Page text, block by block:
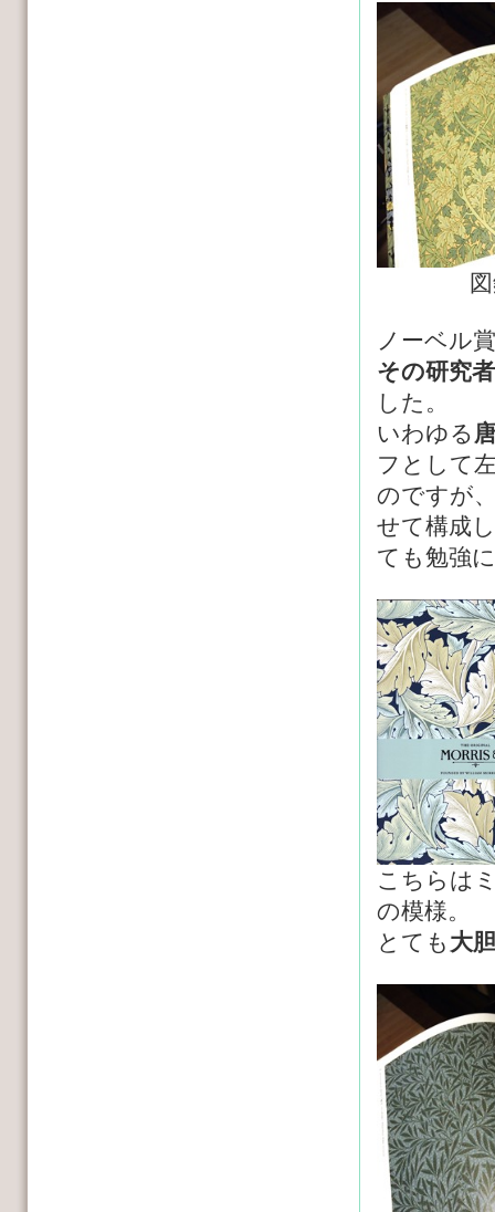
図録
ノーベル
その研究
した。
いわゆる
フとして
のですが
せて構成
ても勉強
こちらは
の模様。
とても 大胆